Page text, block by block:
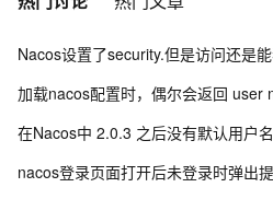
在Nacos中 2.0.3 之后没有默认用户